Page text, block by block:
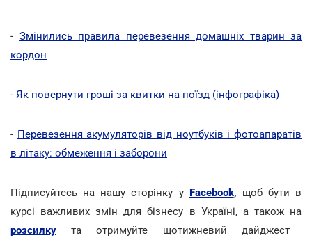
- Змінились правила перевезення домашніх тварин за
кордон
- Як повернути гроші за квитки на поїзд (інфографіка)
- Перевезення акумуляторів від ноутбуків і фотоапаратів
в літаку: обмеження і заборони
Підписуйтесь на нашу сторінку у Facebook, щоб бути в
курсі важливих змін для бізнесу в Україні, а також на
розсилку
та отримуйте щотижневий дайджест